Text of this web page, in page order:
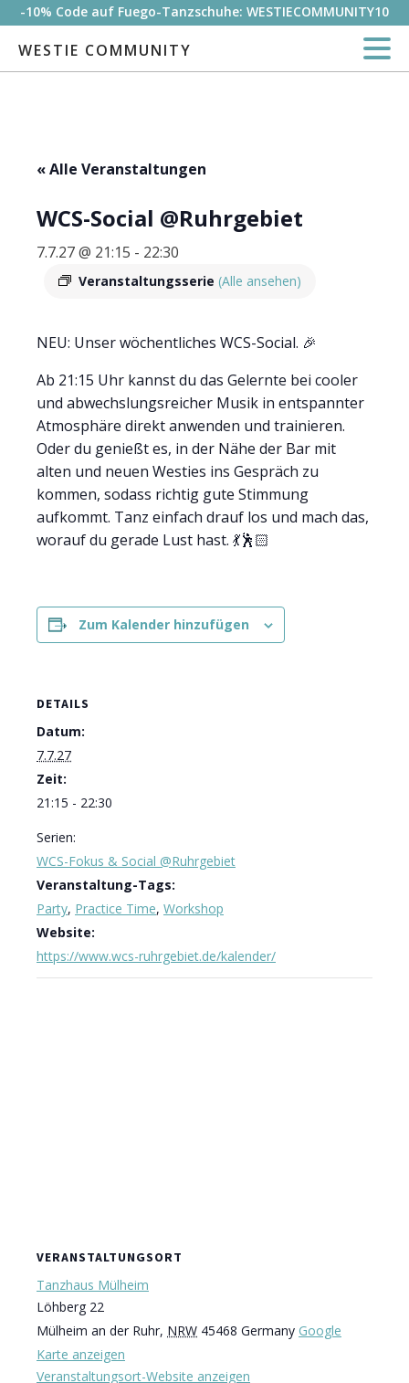
-10% Code auf Fuego-Tanzschuhe: WESTIECOMMUNITY10
WESTIE COMMUNITY
« Alle Veranstaltungen
WCS-Social @Ruhrgebiet
7.7.27 @ 21:15 - 22:30
Veranstaltungsserie (Alle ansehen)
NEU: Unser wöchentliches WCS-Social. 🎉
Ab 21:15 Uhr kannst du das Gelernte bei cooler
und abwechslungsreicher Musik in entspannter
Atmosphäre direkt anwenden und trainieren.
Oder du genießt es, in der Nähe der Bar mit
alten und neuen Westies ins Gespräch zu
kommen, sodass richtig gute Stimmung
aufkommt. Tanz einfach drauf los und mach das,
worauf du gerade Lust hast. 💃🕺🏻
Zum Kalender hinzufügen
DETAILS
Datum:
7.7.27
Zeit:
21:15 - 22:30
Serien:
WCS-Fokus & Social @Ruhrgebiet
Veranstaltung-Tags:
Party, Practice Time, Workshop
Website:
https://www.wcs-ruhrgebiet.de/kalender/
VERANSTALTUNGSORT
Tanzhaus Mülheim
Löhberg 22
Mülheim an der Ruhr, NRW 45468 Germany Google
Karte anzeigen
Veranstaltungsort-Website anzeigen